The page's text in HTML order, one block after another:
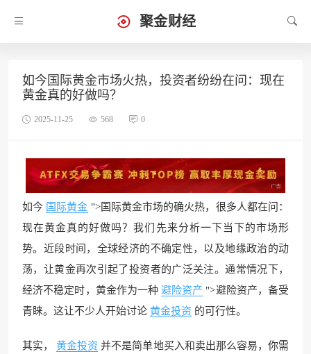
聚金财经
如今国际黄金市场火热，投资者纷纷在问：现在
黄金真的好做吗？
2025-11-25 568 0
如今 国际黄金 ">国际黄金市场的确火热，很多人都在问：
现在黄金真的好做吗？我们先来分析一下当下的市场形
势。近段时间，全球经济的不确定性，以及地缘政治的动
荡，让黄金再次引起了投资者的广泛关注。通常情况下，
经济不稳定时，黄金作为一种 避险资产 ">避险资产，备受
青睐。这让不少人开始讨论 黄金投资 的可行性。
其实， 黄金投资 并不是简单地买入和卖出那么容易，你需